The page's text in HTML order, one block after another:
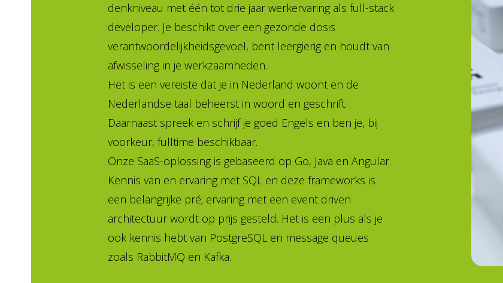
denkniveau met één tot drie jaar werkervaring als full-stack
developer. Je beschikt over een gezonde dosis
verantwoordelijkheidsgevoel, bent leergierig en houdt van
afwisseling in je werkzaamheden.
Het is een vereiste dat je in Nederland woont en de
Nederlandse taal beheerst in woord en geschrift.
Daarnaast spreek en schrijf je goed Engels en ben je, bij
voorkeur, fulltime beschikbaar.
Onze SaaS-oplossing is gebaseerd op Go, Java en Angular.
Kennis van en ervaring met SQL en deze frameworks is
een belangrijke pré; ervaring met een event driven
architectuur wordt op prijs gesteld. Het is een plus als je
ook kennis hebt van PostgreSQL en message queues
zoals RabbitMQ en Kafka.